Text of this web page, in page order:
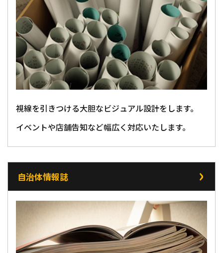
視線を引きつける大胆なビジュアル設計をします。
イベントや店舗告知など幅広く対応いたします。
自治体情報誌